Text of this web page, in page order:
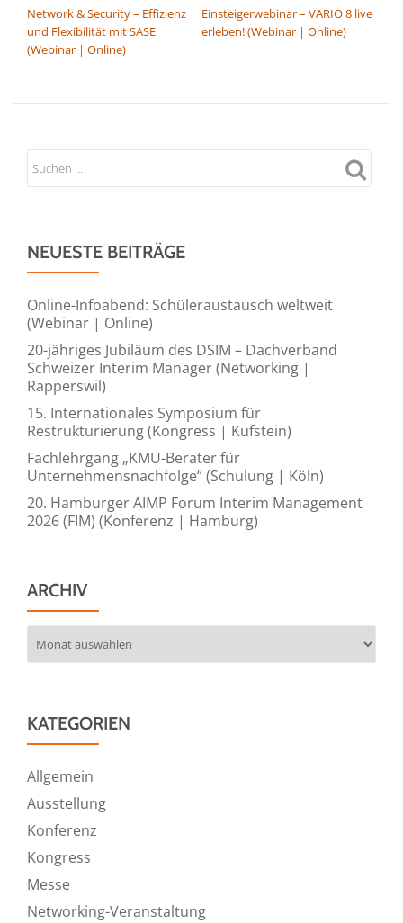
Network & Security – Effizienz
und Flexibilität mit SASE
(Webinar | Online)
Einsteigerwebinar – VARIO 8 live
erleben! (Webinar | Online)
NEUESTE BEITRÄGE
Online-Infoabend: Schüleraustausch weltweit
(Webinar | Online)
20-jähriges Jubiläum des DSIM – Dachverband
Schweizer Interim Manager (Networking |
Rapperswil)
15. Internationales Symposium für
Restrukturierung (Kongress | Kufstein)
Fachlehrgang „KMU-Berater für
Unternehmensnachfolge“ (Schulung | Köln)
20. Hamburger AIMP Forum Interim Management
2026 (FIM) (Konferenz | Hamburg)
ARCHIV
KATEGORIEN
Allgemein
Ausstellung
Konferenz
Kongress
Messe
Networking-Veranstaltung